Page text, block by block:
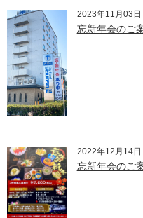
2023年11月03日
忘新年会
2022年12月14日
忘新年会のご